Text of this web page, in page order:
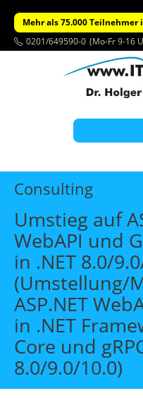
Mehr als 75.000 Teilnehmer
0201/649590-0 (Mo-Fr 9-16
Start
Themen
Beratung
Individuelle
Offene
Wissen
Über uns
Suche
Consulting
Umstieg auf
WebAPI und
in .NET 8.0/
(Umstellung/
ASP.NET
in .NET
Core und
8.0/9.0/10.0)